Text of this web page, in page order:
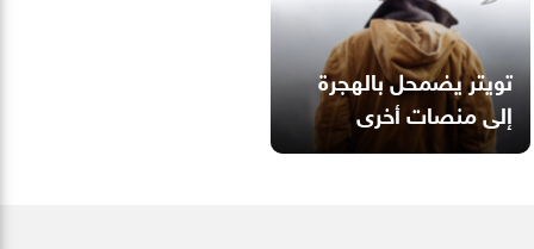
تويتر يضمحل بالهجرة
إلى منصات أخرى